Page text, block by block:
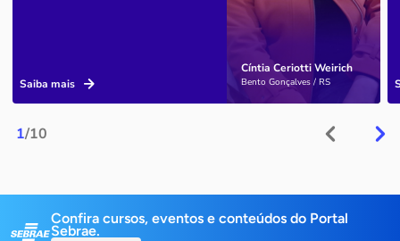
1/10
Cíntia Ceriotti Weirich
Bento Gonçalves / RS
Saiba mais
Confira cursos, eventos e conteúdos do Portal
Sebrae.